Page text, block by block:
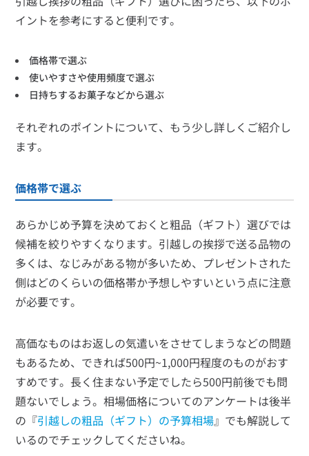
イントを参考にすると便利です。
価格帯で選ぶ
使いやすさや使用頻度で選ぶ
日持ちするお菓子などから選ぶ
それぞれのポイントについて、もう少し詳しくご紹介し
ます。
価格帯で選ぶ
あらかじめ予算を決めておくと粗品（ギフト）選びでは
候補を絞りやすくなります。引越しの挨拶で送る品物の
多くは、なじみがある物が多いため、プレゼントされた
側はどのくらいの価格帯か予想しやすいという点に注意
が必要です。
高価なものはお返しの気遣いをさせてしまうなどの問題
もあるため、できれば500円~1,000円程度のものがおす
すめです。長く住まない予定でしたら500円前後でも問
題ないでしょう。相場価格についてのアンケートは後半
の『引越しの粗品（ギフト）の予算相場』でも解説して
いるのでチェックしてくださいね。